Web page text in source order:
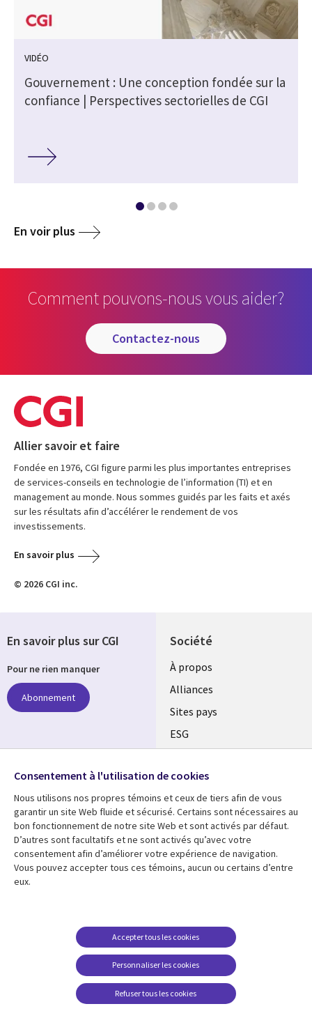
VIDÉO
Gouvernement : Une conception fondée sur la
confiance | Perspectives sectorielles de CGI
En voir plus
Comment pouvons-nous vous aider?
contactez-nous
Allier savoir et faire
Fondée en 1976, CGI figure parmi les plus importantes entreprises
de services-conseils en technologie de l’information (TI) et en
management au monde. Nous sommes guidés par les faits et axés
sur les résultats afin d’accélérer le rendement de vos
investissements.
En savoir plus
© 2026 CGI inc.
Société
À propos
Alliances
Sites pays
ESG
Fusions
Salle de presse
Ressources
Articles
Études de cas
Baladodiffusions
Support
Restrictions et
conditions juridiques
Carrières FAQ
Centre de gestion des
En savoir plus sur CGI
Pour ne rien manquer
Abonnement
Suivez-nous
Social
Media
Global
FR
Consentement à l'utilisation de cookies
Nous utilisons nos propres témoins et ceux de tiers afin de vous
garantir un site Web fluide et sécurisé. Certains sont nécessaires au
bon fonctionnement de notre site Web et sont activés par défaut.
D’autres sont facultatifs et ne sont activés qu’avec votre
consentement afin d’améliorer votre expérience de navigation.
Vous pouvez accepter tous ces témoins, aucun ou certains d’entre
eux.
Personnaliser les cookies
Accepter tous les cookies
Refuser tous les cookies